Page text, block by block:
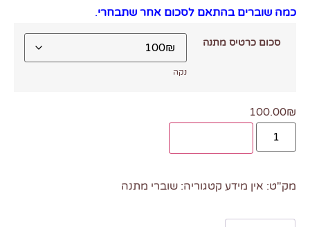
כמה שוברים בהתאם לסכום אחר שתבחרי.
סכום כרטיס מתנה
נקה
100.00₪
מק"ט: אין מידע קטגוריה: שוברי מתנה